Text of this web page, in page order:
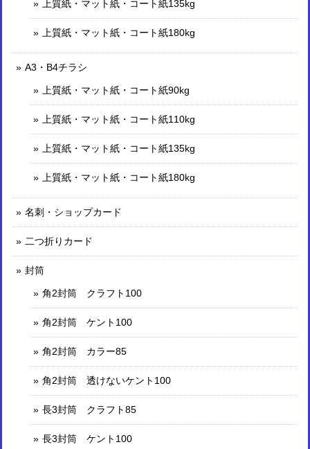
上質紙・マット紙・コート紙135kg
上質紙・マット紙・コート紙180kg
A3・B4チラシ
上質紙・マット紙・コート紙90kg
上質紙・マット紙・コート紙110kg
上質紙・マット紙・コート紙135kg
上質紙・マット紙・コート紙180kg
名刺・ショップカード
二つ折りカード
封筒
角2封筒 クラフト100
角2封筒 ケント100
角2封筒 カラー85
角2封筒 透けないケント100
長3封筒 クラフト85
長3封筒 ケント100